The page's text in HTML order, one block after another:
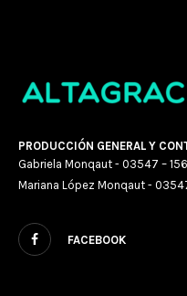
PRODUCCIÓN GENERAL Y
Gabriela Monqaut - 03547 –
Mariana López Monqaut -
FACEBOOK